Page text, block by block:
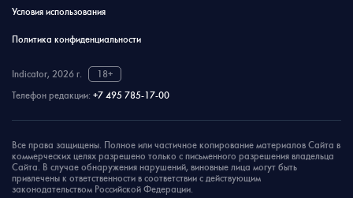
Условия использования
Политика конфиденциальности
Indicator, 2026 г.
18+
Телефон редакции: +7 495 785-17-00
Все права защищены. Полное или частичное копирование материалов Сайта в
коммерческих целях разрешено только с письменного разрешения владельца
Сайта. В случае обнаружения нарушений, виновные лица могут быть
привлечены к ответственности в соответствии с действующим
законодательством Российской Федерации.